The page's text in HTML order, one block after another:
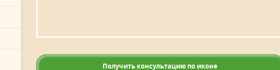
Получить консультацию по иконе